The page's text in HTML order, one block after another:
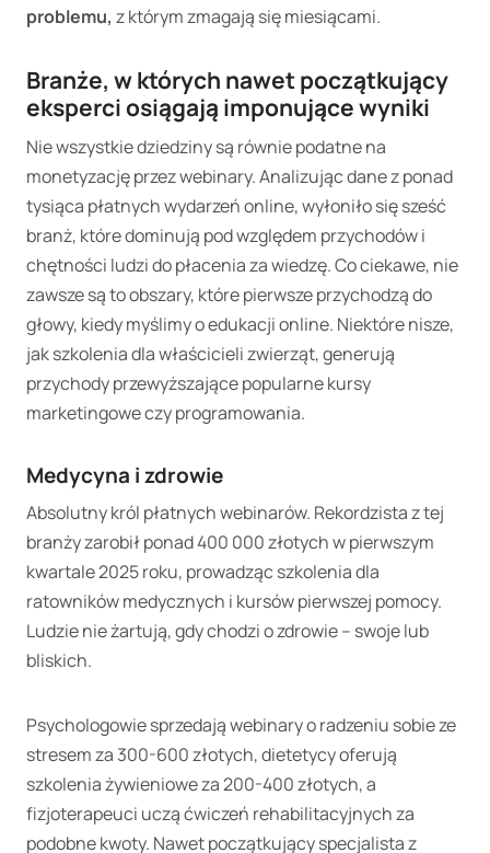
problemu, z którym zmagają się miesiącami.
Branże, w których nawet początkujący
eksperci osiągają imponujące wyniki
Nie wszystkie dziedziny są równie podatne na
monetyzację przez webinary. Analizując dane z ponad
tysiąca płatnych wydarzeń online, wyłoniło się sześć
branż, które dominują pod względem przychodów i
chętności ludzi do płacenia za wiedzę. Co ciekawe, nie
zawsze są to obszary, które pierwsze przychodzą do
głowy, kiedy myślimy o edukacji online. Niektóre nisze,
jak szkolenia dla właścicieli zwierząt, generują
przychody przewyższające popularne kursy
marketingowe czy programowania.
Medycyna i zdrowie
Absolutny król płatnych webinarów. Rekordzista z tej
branży zarobił ponad 400 000 złotych w pierwszym
kwartale 2025 roku, prowadząc szkolenia dla
ratowników medycznych i kursów pierwszej pomocy.
Ludzie nie żartują, gdy chodzi o zdrowie – swoje lub
bliskich.
Psychologowie sprzedają webinary o radzeniu sobie ze
stresem za 300-600 złotych, dietetycy oferują
szkolenia żywieniowe za 200-400 złotych, a
fizjoterapeuci uczą ćwiczeń rehabilitacyjnych za
podobne kwoty. Nawet początkujący specjalista z